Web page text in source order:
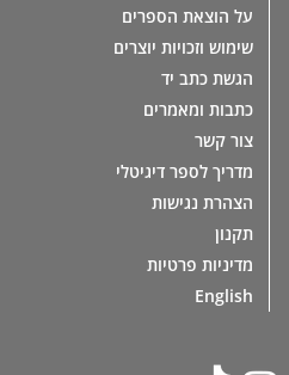
על הוצאת הספרים
שימוש וזכויות יוצרים
הגשת כתב יד
כתבות ומאמרים
צור קשר
מדריך לספר דיגיטלי
הצהרת נגישות
תקנון
מדיניות פרטיות
English